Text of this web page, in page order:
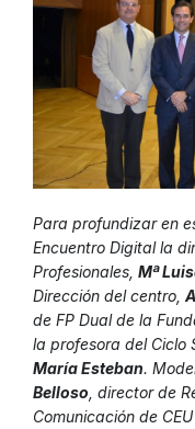
Para profundizar en
Encuentro Digital la
Profesionales, Mª
Dirección del centro,
de FP Dual de la
la profesora del Ciclo
María Esteban.
Belloso , director de
Comunicación de